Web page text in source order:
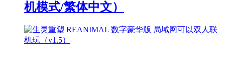
机模式/繁体中文）